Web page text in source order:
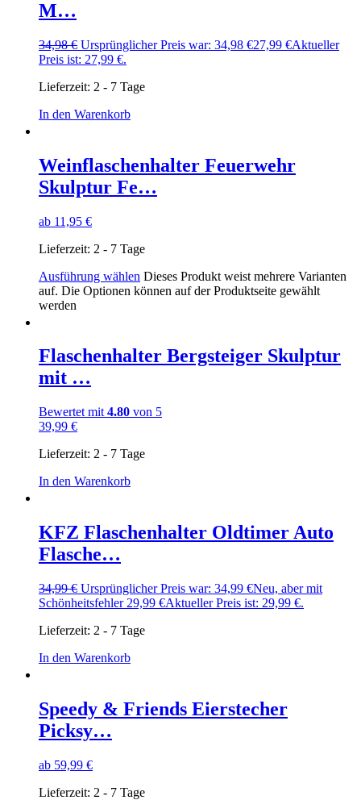
M…
34,98€ Ursprünglicher Preis war: 34,98 €27,99 €Aktueller
Preis ist: 27,99 €.
Lieferzeit: 2 - 7 Tage
In den Warenkorb
Weinflaschenhalter Feuerwehr
Skulptur Fe…
ab 11,95 €
Lieferzeit: 2 - 7 Tage
Ausführung wählen Dieses Produkt weist mehrere Varianten
auf. Die Optionen können auf der Produktseite gewählt
werden
Flaschenhalter Bergsteiger Skulptur
mit …
Bewertet mit 4.80 von 5
39,99 €
Lieferzeit: 2 - 7 Tage
In den Warenkorb
KFZ Flaschenhalter Oldtimer Auto
Flasche…
34,99€ Ursprünglicher Preis war: 34,99 €Neu, aber mit
Schönheitsfehler 29,99 €Aktueller Preis ist: 29,99 €.
Lieferzeit: 2 - 7 Tage
In den Warenkorb
Speedy & Friends Eierstecher
Picksy…
ab 59,99 €
Lieferzeit: 2 - 7 Tage